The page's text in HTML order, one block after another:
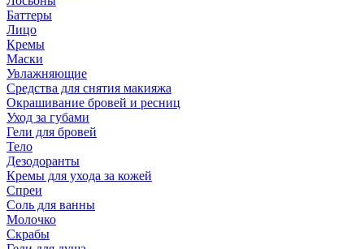
Баттеры
Лицо
Кремы
Маски
Увлажняющие
Средства для снятия макияжа
Окрашивание бровей и ресниц
Уход за губами
Гели для бровей
Тело
Дезодоранты
Кремы для ухода за кожей
Спреи
Соль для ванны
Молочко
Скрабы